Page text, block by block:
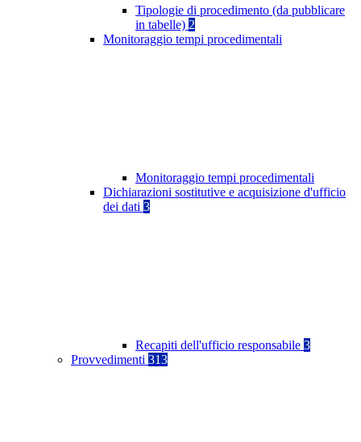
Tipologie di procedimento (da pubblicare
in tabelle) 2
Monitoraggio tempi procedimentali
Monitoraggio tempi procedimentali
Dichiarazioni sostitutive e acquisizione d'ufficio
dei dati 3
Recapiti dell'ufficio responsabile 3
Provvedimenti 313